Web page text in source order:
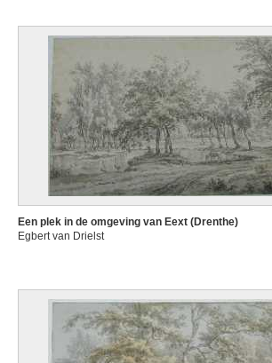
Een plek in de omgeving van Eext (Drenthe)
Egbert van Drielst